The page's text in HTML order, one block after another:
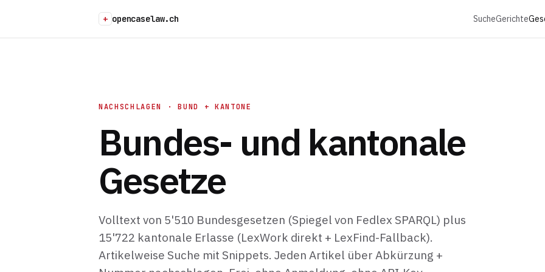
+ opencaselaw.ch SucheGerichte
NACHSCHLAGEN · BUND + KANTONE
Bundes- und kantonale
Gesetze
Volltext von 5'510 Bundesgesetzen (Spiegel von Fedlex SPARQL) plus
15'722 kantonale Erlasse (LexWork direkt + LexFind-Fallback).
Artikelweise Suche mit Snippets. Jeden Artikel über Abkürzung +